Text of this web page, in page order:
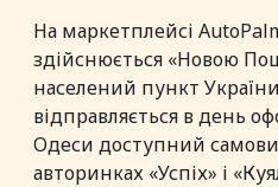
На маркетплейсі
здійснюється «Новою
населений пункт
відправляється в день
Одеси доступний
авторинках «Успіх» і